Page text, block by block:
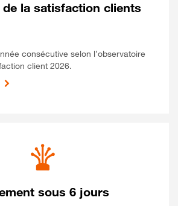
de la satisfaction clients
consécutive selon l’observatoire
client 2026.
sous 6 jours